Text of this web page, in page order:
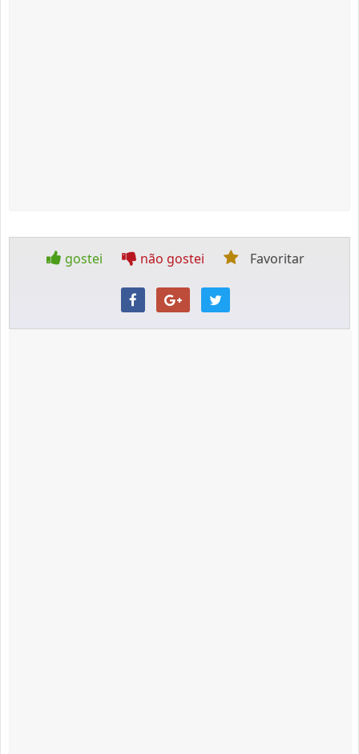
gostei não gostei Favoritar